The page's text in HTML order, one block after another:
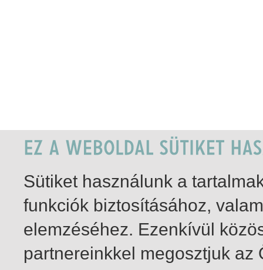
Sütiket használunk a
funkciók biztosításához,
elemzéséhez. Ezenkívül
partnereinkkel megosztjuk